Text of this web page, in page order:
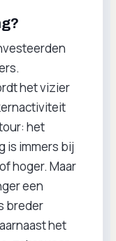
het vizier
het
is immers bij
hoger. Maar
een
breder
het